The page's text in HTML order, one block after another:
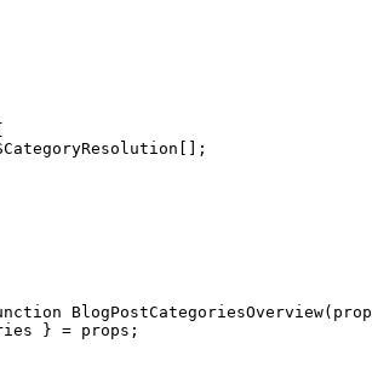
} from "./
from "./
from "../PrimaryActionsBar/